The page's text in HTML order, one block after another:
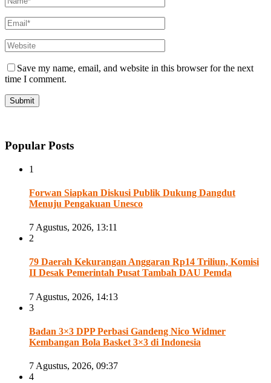
Save my name, email, and website in this browser for the next
time I comment.
Popular Posts
1
Forwan Siapkan Diskusi Publik Dukung Dangdut
Menuju Pengakuan Unesco
7 Agustus, 2026, 13:11
2
79 Daerah Kekurangan Anggaran Rp14 Triliun, Komisi
II Desak Pemerintah Pusat Tambah DAU Pemda
7 Agustus, 2026, 14:13
3
Badan 3×3 DPP Perbasi Gandeng Nico Widmer
Kembangan Bola Basket 3×3 di Indonesia
7 Agustus, 2026, 09:37
4